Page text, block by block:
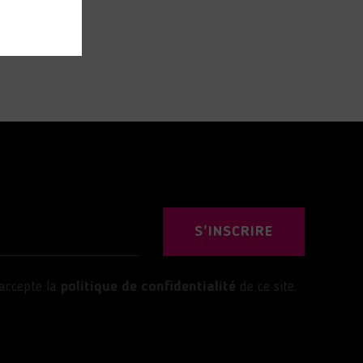
S'INSCRIRE
la politique de confidentialité de ce site.